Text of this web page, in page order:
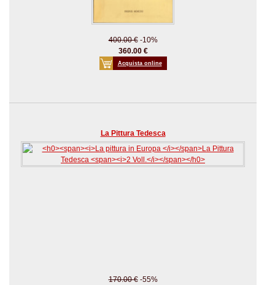
400.00 €-10%
360.00 €
Acquista online
La Pittura Tedesca
170.00 €-55%